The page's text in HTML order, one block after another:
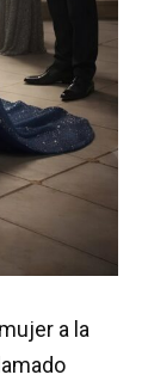
a la